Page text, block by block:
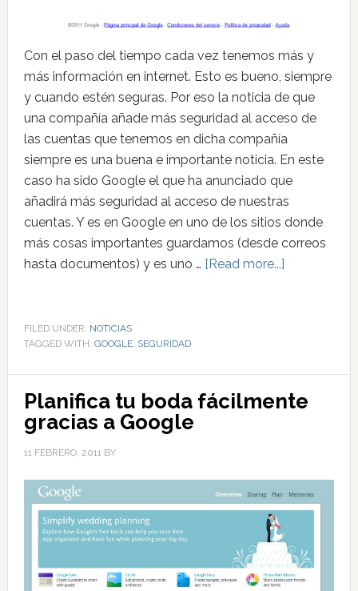
Con el paso del tiempo cada vez tenemos más y
más información en internet. Esto es bueno, siempre
y cuando estén seguras. Por eso la noticia de que
una compañía añade más seguridad al acceso de
las cuentas que tenemos en dicha compañía
siempre es una buena e importante noticia. En este
caso ha sido Google el que ha anunciado que
añadirá más seguridad al acceso de nuestras
cuentas. Y es en Google en uno de los sitios donde
más cosas importantes guardamos (desde correos
hasta documentos) y es uno … [Read more...]
FILED UNDER: NOTICIAS
TAGGED WITH: GOOGLE, SEGURIDAD
Planifica tu boda fácilmente
gracias a Google
11 FEBRERO, 2011BY